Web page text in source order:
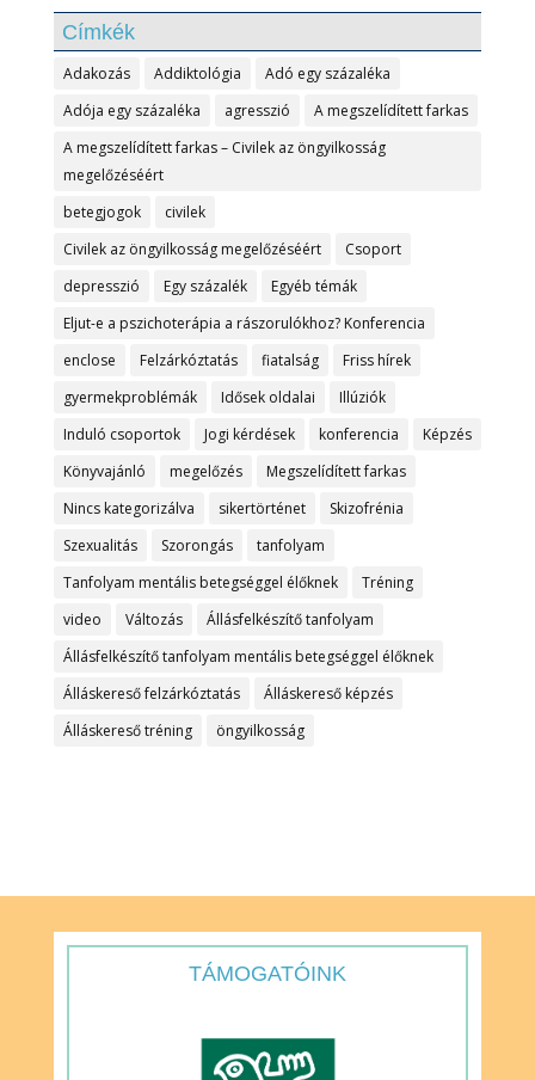
Címkék
Adakozás Addiktológia
Adó egy százaléka
Adója egy százaléka
agresszió
A megszelídített farkas
A megszelídített farkas – Civilek az öngyilkosság
megelőzéséért
betegjogok
civilek
Civilek az öngyilkosság megelőzéséért
Csoport
depresszió
Egy százalék
Egyéb témák
Eljut-e a pszichoterápia a rászorulókhoz? Konferencia
enclose
Felzárkóztatás fiatalság
Friss hírek
gyermekproblémák
Idősek oldalai
Illúziók
Induló csoportok
Jogi kérdések konferencia
Képzés
Könyvajánló
megelőzés
Megszelídített farkas
Nincs kategorizálva
sikertörténet
Skizofrénia
Szexualitás
Szorongás
tanfolyam
Tanfolyam mentális betegséggel élőknek
Tréning
video
Változás
Állásfelkészítő tanfolyam
Állásfelkészítő tanfolyam mentális betegséggel élőknek
Álláskereső felzárkóztatás
Álláskereső képzés
Álláskereső tréning
öngyilkosság
TÁMOGATÓINK